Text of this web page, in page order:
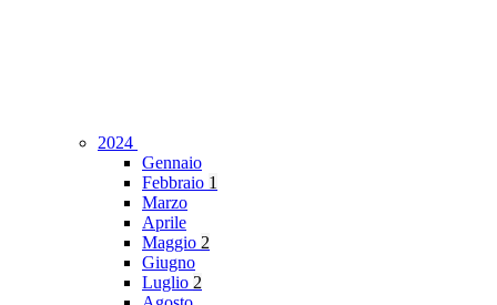
2024
Gennaio
Febbraio 1
Marzo
Aprile
Maggio 2
Giugno
Luglio 2